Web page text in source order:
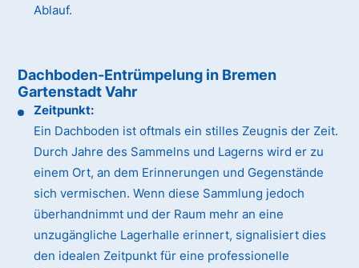
Ablauf.
Dachboden-Entrümpelung in Bremen
Gartenstadt Vahr
Zeitpunkt:
Ein Dachboden ist oftmals ein stilles Zeugnis der Zeit.
Durch Jahre des Sammelns und Lagerns wird er zu
einem Ort, an dem Erinnerungen und Gegenstände
sich vermischen. Wenn diese Sammlung jedoch
überhandnimmt und der Raum mehr an eine
unzugängliche Lagerhalle erinnert, signalisiert dies
den idealen Zeitpunkt für eine professionelle